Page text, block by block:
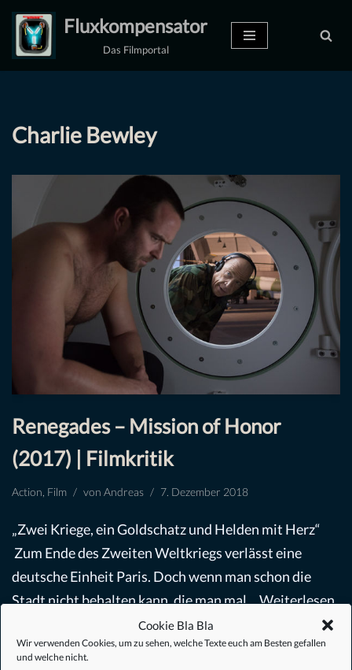
Cookie Bla Bla
Wir verwenden Cookies, um zu sehen, welche Texte euch am Besten gefallen
und welche nicht.
Zum
Inhalt
Fluxkompensator
Das Filmportal
Charlie Bewley
Renegades – Mission of Honor
(2017) | Filmkritik
Action, Film von Andreas 7. Dezember 2018
„Zwei Kriege, ein Goldschatz und Helden mit Herz“
Zum Ende des Zweiten Weltkriegs verlässt eine
deutsche Einheit Paris. Doch wenn man schon die
Stadt nicht behalten kann, die man mal…Weiterlesen